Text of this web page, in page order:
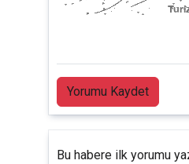
Yorumu Kaydet
Bu habere ilk yorumu